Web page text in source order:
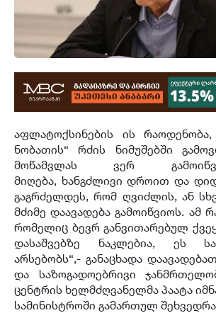
აფლატოქსინების ის
ნობათის“ რძის ნიმუშებში
მოწამვლას ვერ
მიღება, ხანგძლივი დროით და
გაგრძელდეს, რომ ღვიძლის, ან
მძიმე დაავადება გამოიწვიოს. ამ
რომელიც ბევრ განვითარებულ
დასაშვებზე ნაკლებია, ეს
არსებობს“,- განაცხადა
და საზოგადოებრივი
ცენტრის ხელმძღვანელმა პაატა
სამინისტროში გამართულ